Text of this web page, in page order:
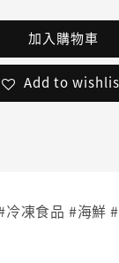
加入購物車
Add to
凍食品 #海鮮